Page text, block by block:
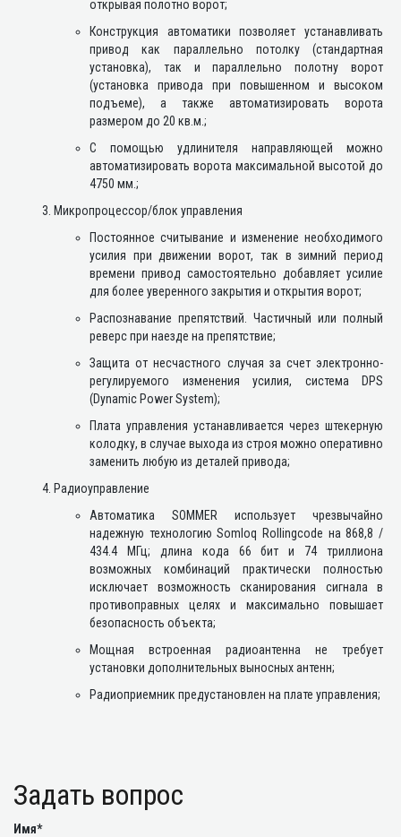
открывая полотно ворот;
Конструкция автоматики позволяет устанавливать
привод как параллельно потолку (стандартная
установка), так и параллельно полотну ворот
(установка привода при повышенном и высоком
подъеме), а также автоматизировать ворота
размером до 20 кв.м.;
С помощью удлинителя направляющей можно
автоматизировать ворота максимальной высотой до
4750 мм.;
Микропроцессор/блок управления
Постоянное считывание и изменение необходимого
усилия при движении ворот, так в зимний период
времени привод самостоятельно добавляет усилие
для более уверенного закрытия и открытия ворот;
Распознавание препятствий. Частичный или полный
реверс при наезде на препятствие;
Защита от несчастного случая за счет электронно-
регулируемого изменения усилия, система DPS
(Dynamic Power System);
Плата управления устанавливается через штекерную
колодку, в случае выхода из строя можно оперативно
заменить любую из деталей привода;
Радиоуправление
Автоматика SOMMER использует чрезвычайно
надежную технологию Somloq Rollingcode на 868,8 /
434.4 МГц; длина кода 66 бит и 74 триллиона
возможных комбинаций практически полностью
исключает возможность сканирования сигнала в
противоправных целях и максимально повышает
безопасность объекта;
Мощная встроенная радиоантенна не требует
установки дополнительных выносных антенн;
Радиоприемник предустановлен на плате управления;
Задать вопрос
Имя*